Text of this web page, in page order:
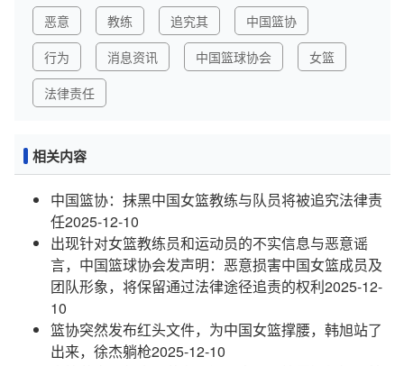
恶意
教练 追究其
中国篮协
行为
消息资讯 中国篮球协会
女篮
法律责任
相关内容
中国篮协：抹黑中国女篮教练与队员将被追究法律责
任2025-12-10
出现针对女篮教练员和运动员的不实信息与恶意谣
言，中国篮球协会发声明：恶意损害中国女篮成员及
团队形象，将保留通过法律途径追责的权利2025-12-
10
篮协突然发布红头文件，为中国女篮撑腰，韩旭站了
出来，徐杰躺枪2025-12-10